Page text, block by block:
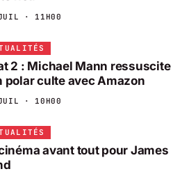
· 11H00
2 : Michael Mann ressuscite
polar culte avec Amazon
· 10H00
avant tout pour James